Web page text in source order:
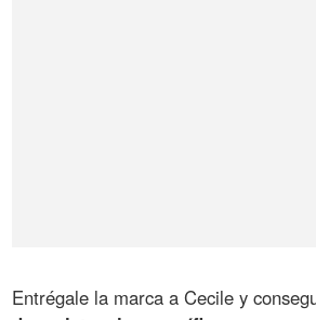
Entrégale la marca a Cecile y